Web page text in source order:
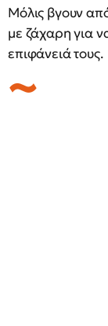
Μόλις βγουν
με ζάχαρη για
επιφάνειά τους.